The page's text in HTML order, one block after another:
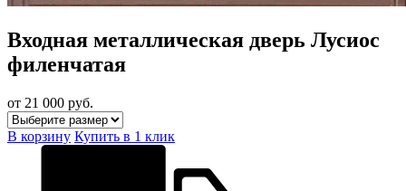
Входная металлическая дверь Лусиос
филенчатая
от 21 000 руб.
В корзину Купить в 1 клик